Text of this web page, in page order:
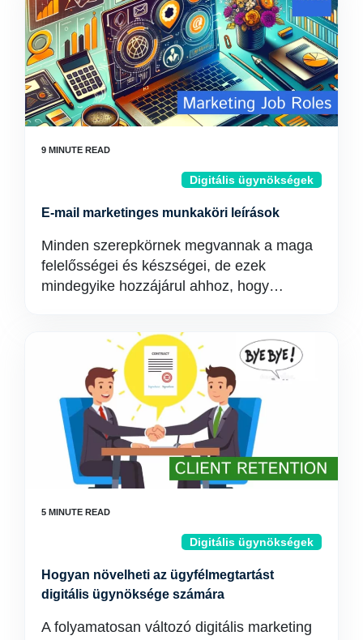
Digitális ügynökségek
E-mail marketinges munkaköri leírások
Minden szerepkörnek megvannak a maga
felelősségei és készségei, de ezek
mindegyike hozzájárul ahhoz, hogy…
Digitális ügynökségek
Hogyan növelheti az ügyfélmegtartást
digitális ügynöksége számára
A folyamatosan változó digitális marketing